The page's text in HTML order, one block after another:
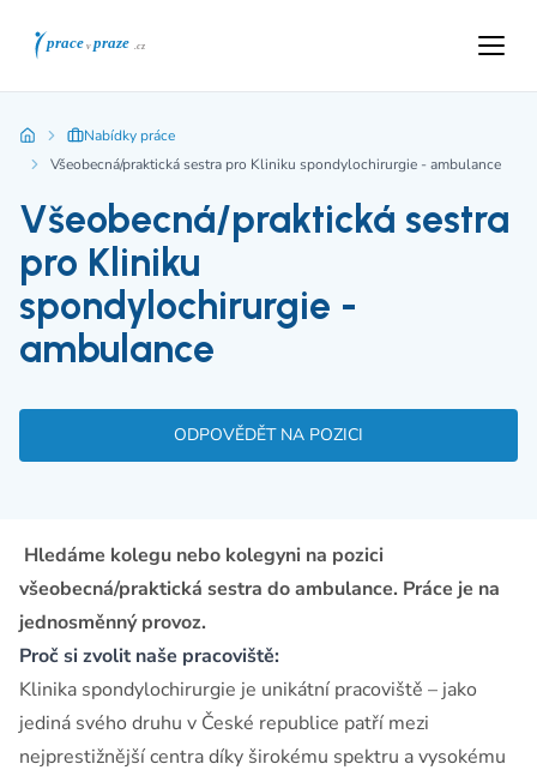
Nabídky práce
Všeobecná/praktická sestra pro Kliniku spondylochirurgie - ambulance
Všeobecná/praktická sestra
pro Kliniku
spondylochirurgie -
ambulance
ODPOVĚDĚT NA POZICI
Hledáme kolegu nebo kolegyni na pozici
všeobecná/praktická sestra do ambulance. Práce je na
jednosměnný provoz.
Proč si zvolit naše pracoviště:
Klinika spondylochirurgie je unikátní pracoviště – jako
jediná svého druhu v České republice patří mezi
nejprestižnější centra díky širokému spektru a vysokému